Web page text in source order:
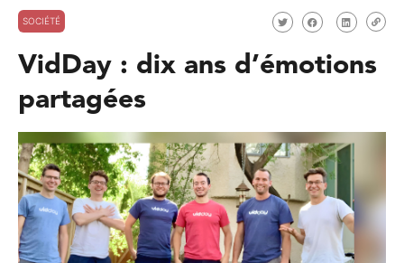
SOCIÉTÉ
VidDay : dix ans d’émotions
partagées